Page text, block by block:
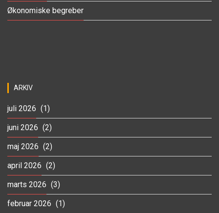
Økonomiske begreber
ARKIV
juli 2026 (1)
juni 2026 (2)
maj 2026 (2)
april 2026 (2)
marts 2026 (3)
februar 2026 (1)